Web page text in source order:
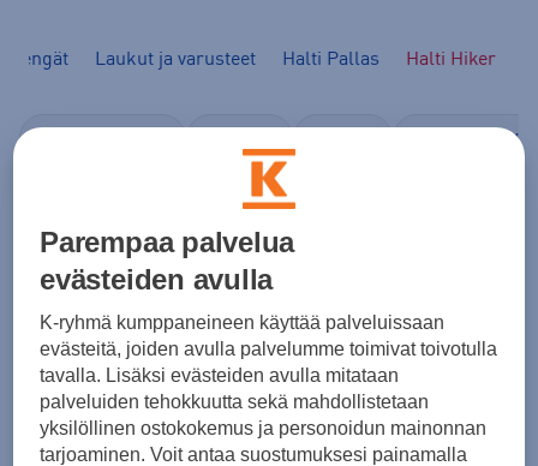
Kengät Laukut ja varusteet Halti Pallas Halti Hiker
8tuotetta
HINTA VERKOSSA
Halti
HINTA VERKOSSA
LAST CHANCE
Halti
Hiker Askel Low M hiking shoe
Parempaa palvelua
evästeiden avulla
K-ryhmä kumppaneineen käyttää palveluissaan
evästeitä, joiden avulla palvelumme toimivat toivotulla
tavalla. Lisäksi evästeiden avulla mitataan
palveluiden tehokkuutta sekä mahdollistetaan
yksilöllinen ostokokemus ja personoidun mainonnan
tarjoaminen. Voit antaa suostumuksesi painamalla